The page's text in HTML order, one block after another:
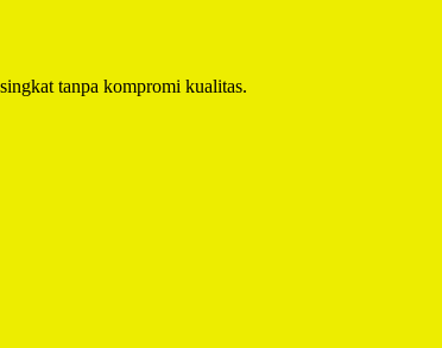
tanpa kompromi kualitas.